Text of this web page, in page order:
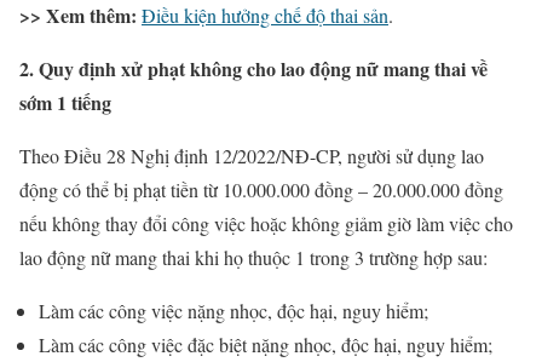
>> Xem thêm: Điều kiện hưởng chế độ thai sản.
2. Quy định xử phạt không cho lao động nữ mang thai về
sớm 1 tiếng
Theo Điều 28 Nghị định 12/2022/NĐ-CP, người sử dụng lao
động có thể bị phạt tiền từ 10.000.000 đồng – 20.000.000 đồng
nếu không thay đổi công việc hoặc không giảm giờ làm việc cho
lao động nữ mang thai khi họ thuộc 1 trong 3 trường hợp sau:
Làm các công việc nặng nhọc, độc hại, nguy hiểm;
Làm các công việc đặc biệt nặng nhọc, độc hại, nguy hiểm;